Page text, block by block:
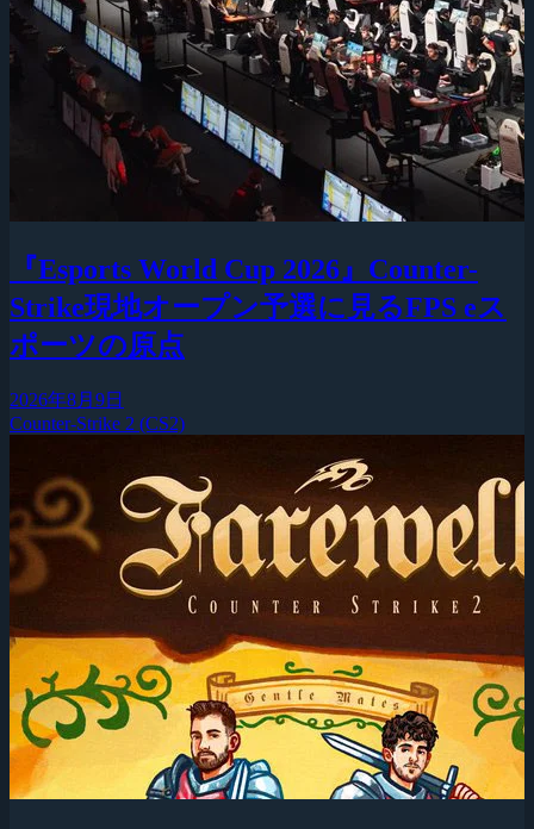
『Esports World Cup 2026』Counter-
Strike現地オープン予選に見るFPS eス
ポーツの原点
2026年8月9日
Counter-Strike 2 (CS2)